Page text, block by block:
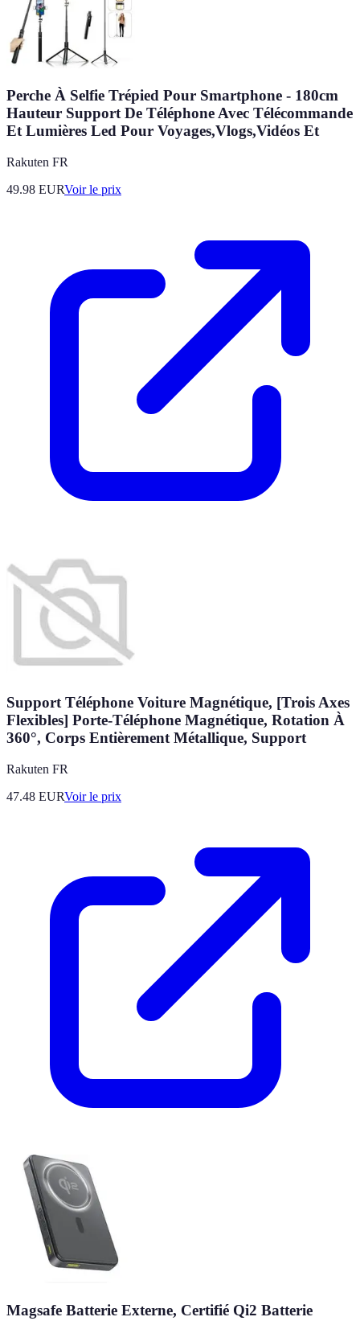
Perche À Selfie Trépied Pour Smartphone - 180cm
Hauteur Support De Téléphone Avec Télécommande
Et Lumières Led Pour Voyages,Vlogs,Vidéos Et
Rakuten FR
49.98 EURVoir le prix
Support Téléphone Voiture Magnétique, [Trois Axes
Flexibles] Porte-Téléphone Magnétique, Rotation À
360°, Corps Entièrement Métallique, Support
Rakuten FR
47.48 EURVoir le prix
Magsafe Batterie Externe, Certifié Qi2 Batterie